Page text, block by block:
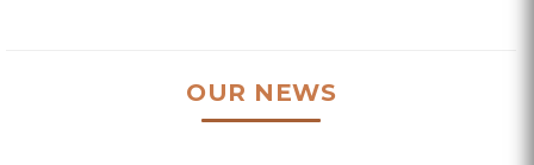
OUR NEWS